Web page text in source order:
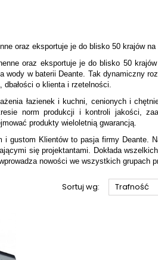
oraz eksportuje je do blisko 50 krajów na
oraz eksportuje je do blisko 50
wody w baterii Deante. Tak dynamiczny
dbałości o klienta i rzetelności.
łazienek i kuchni, cenionych i
norm produkcji i kontroli jakości,
produkty wieloletnią gwarancją.
i gustom Klientów to pasja firmy Deante.
się projektantami. Dokłada
nowości we wszystkich grupach
Sortuj wg: Trafność